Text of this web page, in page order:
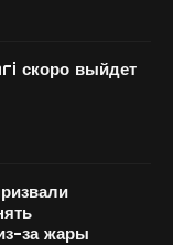
скоро выйдет
за жары